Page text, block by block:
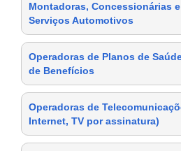
Montadoras, Concessionárias
Serviços Automotivos
Operadoras de Planos de
de Benefícios
Operadoras de
Internet, TV por assinatura)